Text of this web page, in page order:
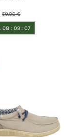
59,00 €
08 :09 :07